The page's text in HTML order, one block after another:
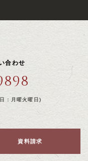
合わせ
：月曜火曜日)
資料請求